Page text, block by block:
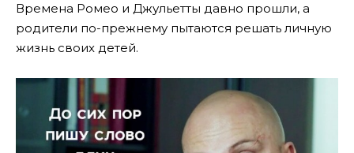
Времена Ромео и Джульетты давно прошли, а
родители по-прежнему пытаются решать личную
жизнь своих детей.